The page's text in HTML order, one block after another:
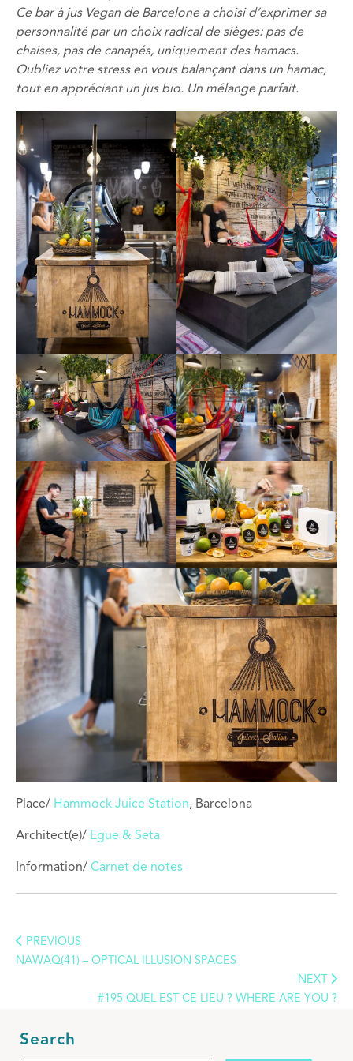
Ce bar à jus Vegan de Barcelone a choisi d’exprimer sa
personnalité par un choix radical de sièges: pas de
chaises, pas de canapés, uniquement des hamacs.
Oubliez votre stress en vous balançant dans un hamac,
tout en appréciant un jus bio. Un mélangeparfait.
Place/ Hammock Juice Station, Barcelona
Architect(e)/ Egue & Seta
Information/ Carnet de notes
PREVIOUS
NAWAQ(41) – OPTICAL ILLUSION SPACES
NEXT
#195 QUEL EST CE LIEU ? WHERE ARE YOU ?
Search